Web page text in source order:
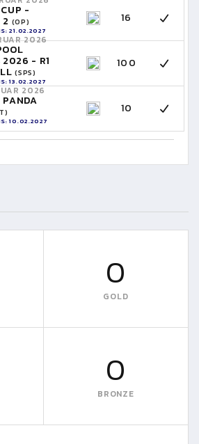
-
2 (OP)
21.02.2027
16
2026
2026 - R1
(SPS)
13.02.2027
100
2026
10.02.2027
10
0
GOLD
0
BRONZE